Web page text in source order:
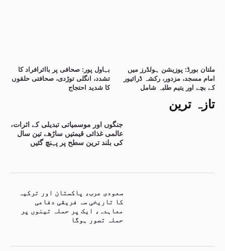
تازہ ترین
جنگوں اور موسمیاتی تبدیلی کے اثرات،
عالمی غذائی قیمتیں ساڑھے تین سال
کی بلند ترین سطح پر پہنچ گئیں
سعودی عرب، پاکستان اور ترکیہ
کا تاریخی سہ فریقی دفاعی
معاہدہ، ایک پر حملہ تینوں پر
حملہ تصور ہوگا
بہاول پور: صحافی پر بااثرافراد کا
تشدد، انگلی توڑدی، صحافتی حلقوں
کا شدید احتجاج
ملتان بورڈ: پوزیشن ہولڈرز میں
امام مسجد، مزدور، رکشہ ڈرائیور
کے بچے اور یتیم طلبہ شامل